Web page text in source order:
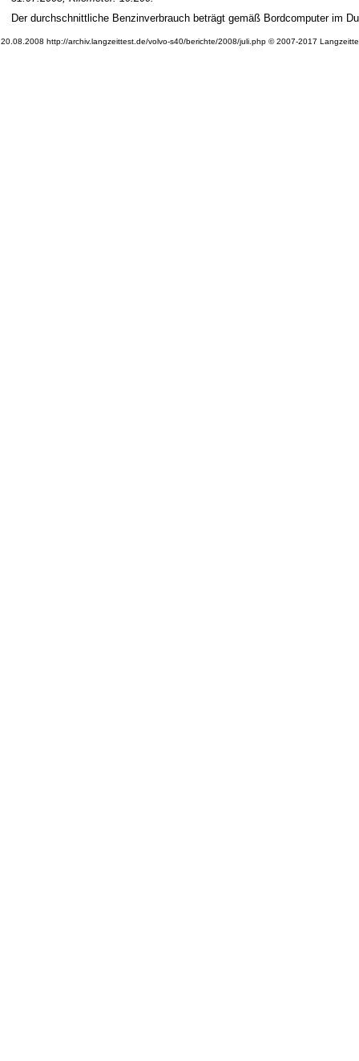
Der durchschnittliche Benzinverbrauch beträgt gemäß Bordcomputer im
20.08.2008 http://archiv.langzeittest.de/volvo-s40/berichte/2008/juli.php © 2007-2017